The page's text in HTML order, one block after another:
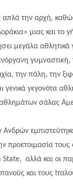
την αρχή,
μιας και το
μεγάλα
την πάλη, την
γενικά γεγονότα
αθλημάτων σάλας
προετοιμασία
State, αλλά και οι
και τους